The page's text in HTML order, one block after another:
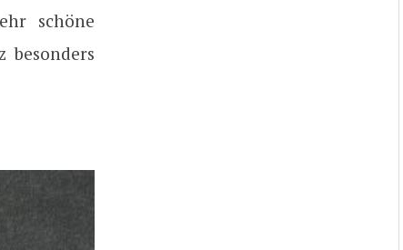
schöne
besonders